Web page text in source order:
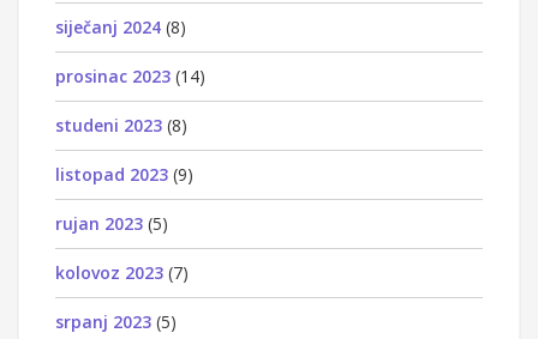
siječanj 2024 (8)
prosinac 2023 (14)
studeni 2023 (8)
listopad 2023 (9)
rujan 2023 (5)
kolovoz 2023 (7)
srpanj 2023 (5)